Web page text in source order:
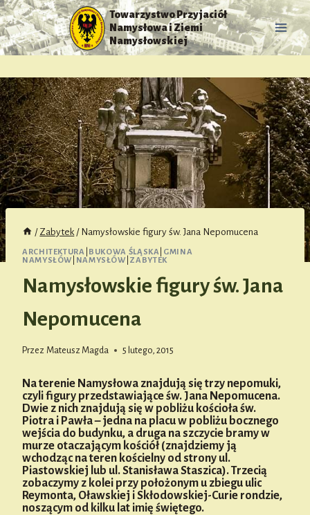
Przejdź
do
treści
Towarzystwo Przyjaciół
Namysłowa i Ziemi
Namysłowskiej
/ Zabytek / Namysłowskie figury św. Jana Nepomucena
ARCHITEKTURA BUKOWA ŚLĄSKA GMINA
NAMYSŁÓW
NAMYSŁÓW ZABYTEK
Namysłowskie figury św. Jana
Nepomucena
Przez Mateusz Magda 5 lutego, 2015
Na terenie Namysłowa znajdują się trzy nepomuki,
czyli figury przedstawiające św. Jana Nepomucena.
Dwie z nich znajdują się w pobliżu kościoła św.
Piotra i Pawła – jedna na placu w pobliżu bocznego
wejścia do budynku, a druga na szczycie bramy w
murze otaczającym kościół (znajdziemy ją
wchodząc na teren kościelny od strony ul.
Piastowskiej lub ul. Stanisława Staszica). Trzecią
zobaczymy z kolei przy położonym u zbiegu ulic
Reymonta, Oławskiej i Skłodowskiej-Curie rondzie,
noszącym od kilku lat imię świętego.